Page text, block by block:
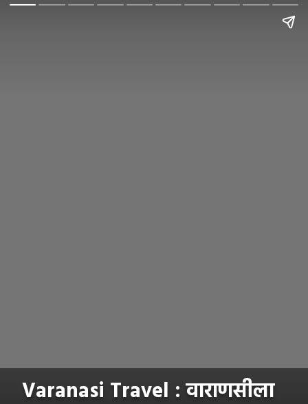
Varanasi Travel : वाराणसीला